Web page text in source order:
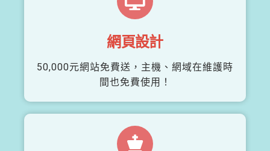
網頁設計
50,000元網站免費送，主機、網域在維護時
間也免費使用！